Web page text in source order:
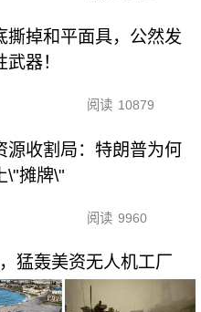
撕掉和平面具，公然发
器！
阅读 10879
源收割局：特朗普为何
\"摊牌\"
阅读 9960
猛轰美资无人机工厂